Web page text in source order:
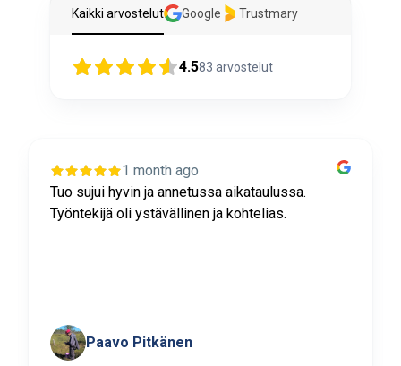
Kaikki arvostelut Google Trustmary
4.583 arvostelut
1 month ago
Tuo sujui hyvin ja annetussa aikataulussa.
Työntekijä oli ystävällinen ja kohtelias.
Paavo Pitkänen